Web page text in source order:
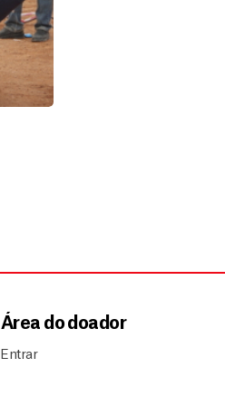
Área do doador
Entrar